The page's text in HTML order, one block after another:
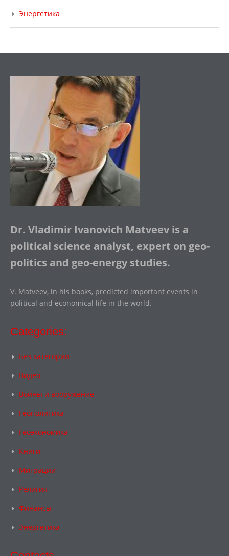
Энергетика
Dr. Vladimir Ivanovich Matveev is a
political science analyst, expert on geo-
politics and geo-energy studies.
V. Matveev, in his books, predicted important events in
political and economical life in the world.
Categories:
Без категории
Видео
Войны и вооружение
Геополитика
Геоэкономика
Книги
Миграции
Религия
Финансы
Энергетика